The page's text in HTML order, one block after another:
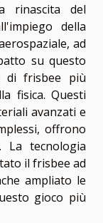
rinascita del
della
ad
su questo
di frisbee più
fisica. Questi
avanzati e
offrono
La tecnologia
il frisbee ad
ampliato le
gioco più